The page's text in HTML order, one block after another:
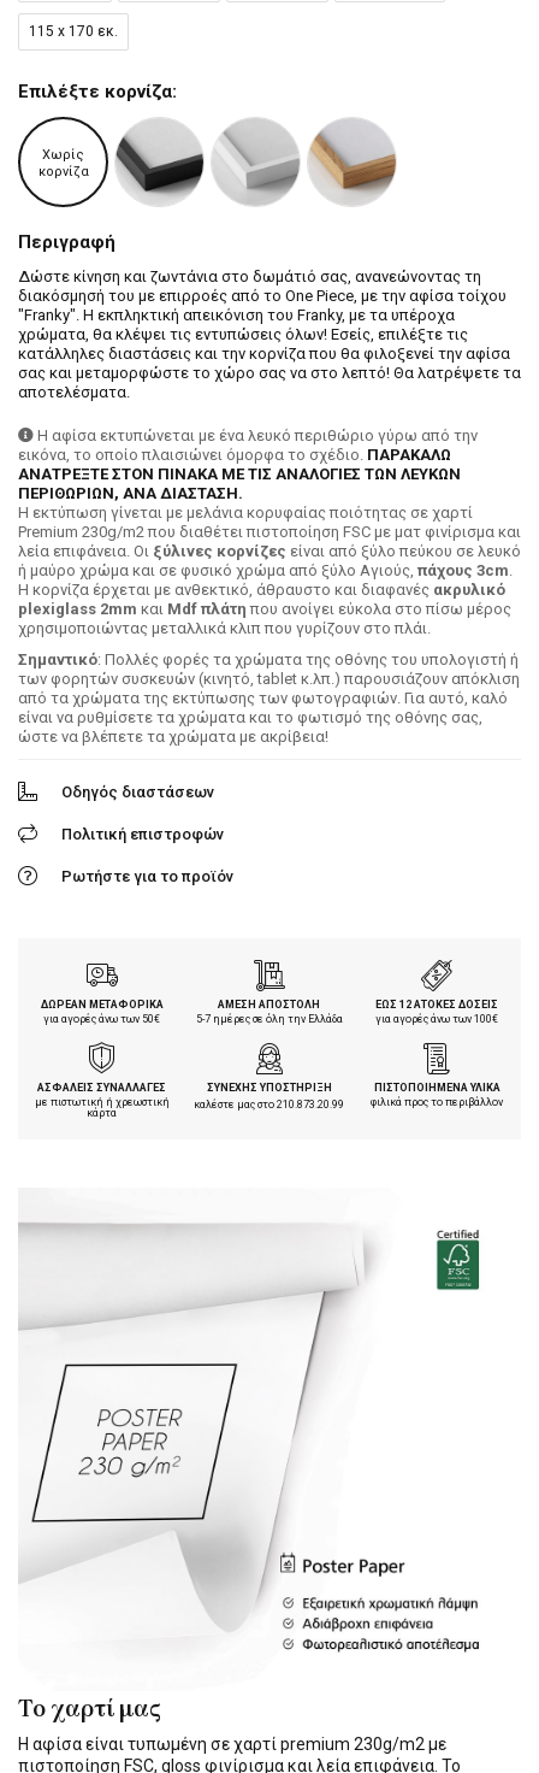
115 x 170 εκ.
Επιλέξτε κορνίζα:
Χωρίς
κορνίζα
Περιγραφή
Δώστε κίνηση και ζωντάνια στο δωμάτιό σας, ανανεώνοντας τη
διακόσμησή του με επιρροές από το One Piece, με την αφίσα τοίχου
"Franky". Η εκπληκτική απεικόνιση του Franky, με τα υπέροχα
χρώματα, θα κλέψει τις εντυπώσεις όλων! Εσείς, επιλέξτε τις
κατάλληλες διαστάσεις και την κορνίζα που θα φιλοξενεί την αφίσα
σας και μεταμορφώστε το χώρο σας να στο λεπτό! Θα λατρέψετε τα
αποτελέσματα.
Η αφίσα εκτυπώνεται με ένα λευκό περιθώριο γύρω από την
εικόνα, το οποίο πλαισιώνει όμορφα το σχέδιο. ΠΑΡΑΚΑΛΩ
ΑΝΑΤΡΕΞΤΕ ΣΤΟΝ ΠΙΝΑΚΑ ΜΕ ΤΙΣ ΑΝΑΛΟΓΙΕΣ ΤΩΝ ΛΕΥΚΩΝ
ΠΕΡΙΘΩΡΙΩΝ, ΑΝΑ ΔΙΑΣΤΑΣΗ.
H εκτύπωση γίνεται με μελάνια κορυφαίας ποιότητας σε χαρτί
Premium 230g/m2 που διαθέτει πιστοποίηση FSC με ματ φινίρισμα και
λεία επιφάνεια. Οι ξύλινες κορνίζες είναι από ξύλο πεύκου σε λευκό
ή μαύρο χρώμα και σε φυσικό χρώμα από ξύλο Αγιούς, πάχους 3cm.
Η κορνίζα έρχεται με ανθεκτικό, άθραυστο και διαφανές ακρυλικό
plexiglass 2mm και Mdf πλάτη που ανοίγει εύκολα στο πίσω μέρος
χρησιμοποιώντας μεταλλικά κλιπ που γυρίζουν στο πλάι.
Σημαντικό: Πολλές φορές τα χρώματα της οθόνης του υπολογιστή ή
των φορητών συσκευών (κινητό, tablet κ.λπ.) παρουσιάζουν απόκλιση
από τα χρώματα της εκτύπωσης των φωτογραφιών. Για αυτό, καλό
είναι να ρυθμίσετε τα χρώματα και το φωτισμό της οθόνης σας,
ώστε να βλέπετε τα χρώματα με ακρίβεια!
Οδηγός διαστάσεων
Πολιτική επιστροφών
Ρωτήστε για το προϊόν
ΔΩΡΕΑΝ ΜΕΤΑΦΟΡΙΚΑ
για αγορές άνω των 50€
ΑΜΕΣΗ ΑΠΟΣΤΟΛΗ
5-7 ημέρες σε όλη την Ελλάδα
ΕΩΣ 12 ΑΤΟΚΕΣ ΔΟΣΕΙΣ
για αγορές άνω των 100€
ΑΣΦΑΛΕΙΣ ΣΥΝΑΛΛΑΓΕΣ
με πιστωτική ή χρεωστική
κάρτα
ΣΥΝΕΧΗΣ ΥΠΟΣΤΗΡΙΞΗ
καλέστε μας στο210.873.20.99
ΠΙΣΤΟΠΟΙΗΜΕΝΑ ΥΛΙΚΑ
φιλικά προς το περιβάλλον
Το χαρτί μας
Η αφίσα είναι τυπωμένη σε χαρτί premium 230g/m2 με
πιστοποίηση FSC, gloss φινίρισμα και λεία επιφάνεια. Το